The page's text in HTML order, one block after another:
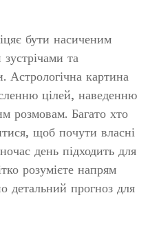
бути насиченим
та
Астрологічна картина
цілей, наведенню
розмовам. Багато хто
щоб почути власні
день підходить для
розумієте напрям
детальний прогноз для